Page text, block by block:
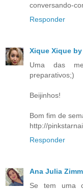
conversando-
Responder
Xique Xique
Uma das
preparativos;)
Beijinhos!
Bom fim de
http://
Responder
Ana Julia
Se tem uma